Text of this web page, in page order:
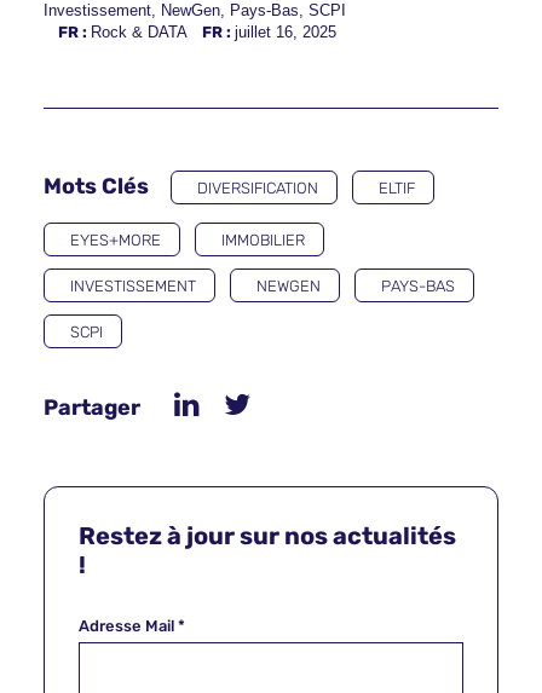
Investissement, NewGen, Pays-Bas, SCPI
FR : Rock & DATA FR : juillet 16, 2025
Mots Clés DIVERSIFICATION ELTIF
EYES+MORE IMMOBILIER
INVESTISSEMENT NEWGEN PAYS-BAS
SCPI
Partager
Restez à jour sur nos actualités
!
Adresse Mail *